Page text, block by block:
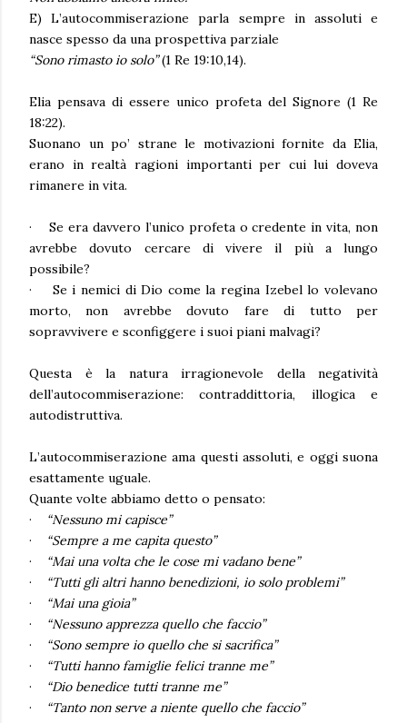
E) L’autocommiserazione parla sempre in assoluti e
nasce spesso da una prospettiva parziale
“Sono rimasto io solo”(1 Re 19:10,14).
Elia pensava di essere unico profeta del Signore (1 Re
18:22).
Suonano un po’ strane le motivazioni fornite da Elia,
erano in realtà ragioni importanti per cui lui doveva
rimanere in vita.
·
Se era davvero l’unico profeta o credente in vita, non
avrebbe dovuto cercare di vivere il più a lungo
possibile?
·
Se i nemici di Dio come la regina Izebel lo volevano
morto, non avrebbe dovuto fare di tutto per
sopravvivere e sconfiggere i suoi piani malvagi?
Questa è la natura irragionevole della negatività
dell’autocommiserazione:contraddittoria, illogica e
autodistruttiva.
L’autocommiserazione ama questi assoluti, e oggi suona
esattamente uguale.
Quante volte abbiamo detto o pensato:
·
“Nessuno mi capisce”
·
“Sempre a me capita questo”
·
“Mai una volta che le cose mi vadano bene”
·
“Tutti gli altri hanno benedizioni, io solo problemi”
·
“Mai una gioia”
·
“Nessuno apprezza quello che faccio”
·
“Sono sempre io quello che si sacrifica”
·
“Tutti hanno famiglie felici tranne me”
·
“Dio benedice tutti tranne me”
·
“Tanto non serve a niente quello che faccio”